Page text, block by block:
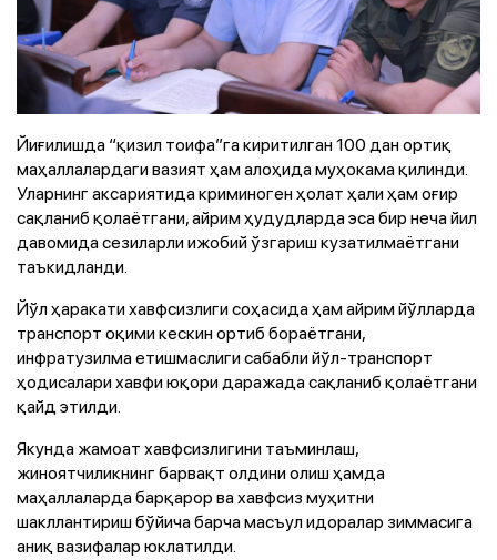
Йиғилишда “қизил тоифа”га киритилган 100 дан ортиқ
маҳаллалардаги вазият ҳам алоҳида муҳокама қилинди.
Уларнинг аксариятида криминоген ҳолат ҳали ҳам оғир
сақланиб қолаётгани, айрим ҳудудларда эса бир неча йил
давомида сезиларли ижобий ўзгариш кузатилмаётгани
таъкидланди.
Йўл ҳаракати хавфсизлиги соҳасида ҳам айрим йўлларда
транспорт оқими кескин ортиб бораётгани,
инфратузилма етишмаслиги сабабли йўл-транспорт
ҳодисалари хавфи юқори даражада сақланиб қолаётгани
қайд этилди.
Якунда жамоат хавфсизлигини таъминлаш,
жиноятчиликнинг барвақт олдини олиш ҳамда
маҳаллаларда барқарор ва хавфсиз муҳитни
шакллантириш бўйича барча масъул идоралар зиммасига
аниқ вазифалар юклатилди.